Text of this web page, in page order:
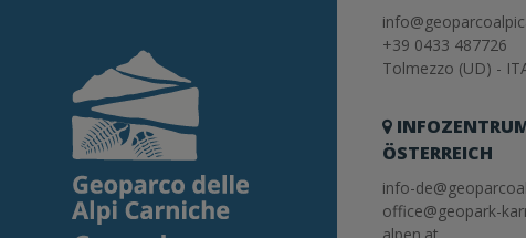
+39 0433 487726
Tolmezzo (UD) -
ÖSTERREICH
info-
office@geopark-